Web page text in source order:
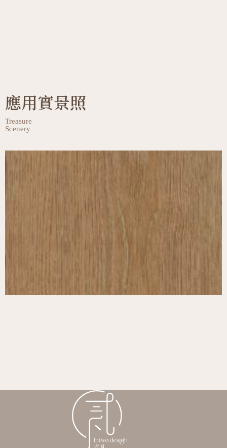
應用實景照
Treasure
Scenery